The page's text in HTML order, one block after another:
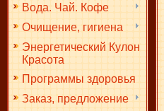
Вода. Чай. Кофе
Очищение, гигиена
Энергетический Кулон
Красота
Программы здоровья
Заказ, предложение